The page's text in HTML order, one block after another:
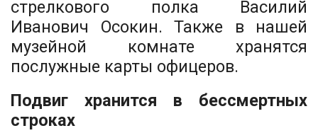
стрелкового полка Василий
Иванович Осокин. Также в нашей
музейной комнате хранятся
послужные карты офицеров.
Подвиг хранится в бессмертных
строках